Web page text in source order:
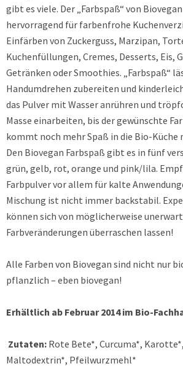
gibt es viele. Der „Farbspaß“ von
hervorragend für farbenfrohe
Einfärben von Zuckerguss, Marzipan,
Kuchenfüllungen, Cremes, Desserts, Eis,
Getränken oder Smoothies. „Farbspaß“
Handumdrehen zubereiten und
das Pulver mit Wasser anrühren und
Masse einarbeiten, bis der gewünschte
kommt noch mehr Spaß in die Bio-Küche
Den Biovegan Farbspaß gibt es in fünf
grün, gelb, rot, orange und pink/lila.
Farbpulver vor allem für kalte
Mischung ist nicht immer backstabil.
können sich von möglicherweise
Farbveränderungen überraschen lassen!
Alle Farben von Biovegan sind nicht nur
pflanzlich – eben biovegan!
Erhältlich ab Februar 2014 im Bio-
Zutaten: Rote Bete*, Curcuma*,
Maltodextrin*, Pfeilwurzmehl*